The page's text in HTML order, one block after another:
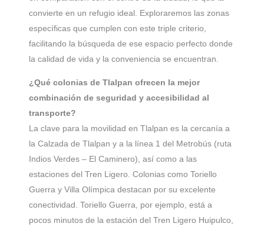
convierte en un refugio ideal. Exploraremos las zonas
específicas que cumplen con este triple criterio,
facilitando la búsqueda de ese espacio perfecto donde
la calidad de vida y la conveniencia se encuentran.
¿Qué colonias de Tlalpan ofrecen la mejor
combinación de seguridad y accesibilidad al
transporte?
La clave para la movilidad en Tlalpan es la cercanía a
la Calzada de Tlalpan y a la línea 1 del Metrobús (ruta
Indios Verdes – El Caminero), así como a las
estaciones del Tren Ligero. Colonias como Toriello
Guerra y Villa Olímpica destacan por su excelente
conectividad. Toriello Guerra, por ejemplo, está a
pocos minutos de la estación del Tren Ligero Huipulco,